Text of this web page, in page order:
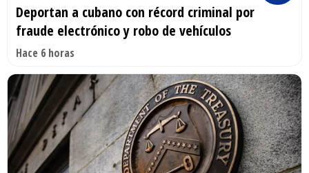
Deportan a cubano con récord criminal por
fraude electrónico y robo de vehículos
Hace 6 horas